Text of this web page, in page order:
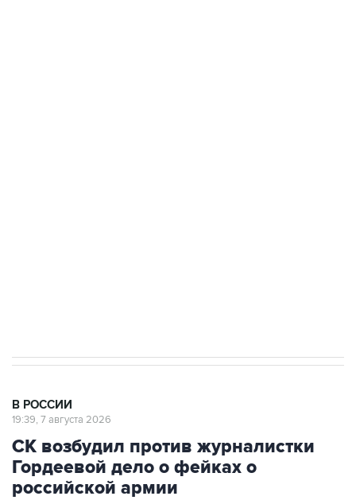
В РОССИИ
19:39, 7 августа 2026
СК возбудил против журналистки
Гордеевой дело о фейках о
российской армии